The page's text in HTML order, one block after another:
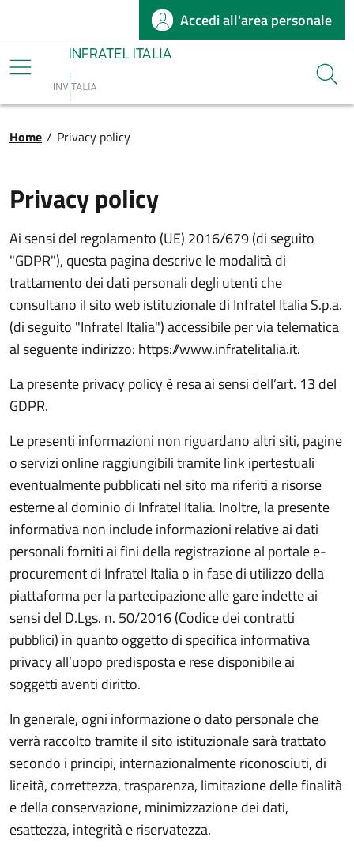
Salta al contenuto principaleAccedi all'area personale
Infratel
Briciole di pane
Home / Privacy policy
Privacy policy
Ai sensi del regolamento (UE) 2016/679 (di seguito
"GDPR"), questa pagina descrive le modalità di
trattamento dei dati personali degli utenti che
consultano il sito web istituzionale di Infratel Italia S.p.a.
(di seguito "Infratel Italia") accessibile per via telematica
al seguente indirizzo: https://www.infratelitalia.it.
La presente privacy policy è resa ai sensi dell’art. 13 del
GDPR.
Le presenti informazioni non riguardano altri siti, pagine
o servizi online raggiungibili tramite link ipertestuali
eventualmente pubblicati nel sito ma riferiti a risorse
esterne al dominio di Infratel Italia. Inoltre, la presente
informativa non include informazioni relative ai dati
personali forniti ai fini della registrazione al portale e-
procurement di Infratel Italia o in fase di utilizzo della
piattaforma per la partecipazione alle gare indette ai
sensi del D.Lgs. n. 50/2016 (Codice dei contratti
pubblici) in quanto oggetto di specifica informativa
privacy all’uopo predisposta e rese disponibile ai
soggetti aventi diritto.
In generale, ogni informazione o dato personale che
verrà raccolto tramite il sito istituzionale sarà trattato
secondo i principi, internazionalmente riconosciuti, di
liceità, correttezza, trasparenza, limitazione delle finalità
e della conservazione, minimizzazione dei dati,
esattezza, integrità e riservatezza.